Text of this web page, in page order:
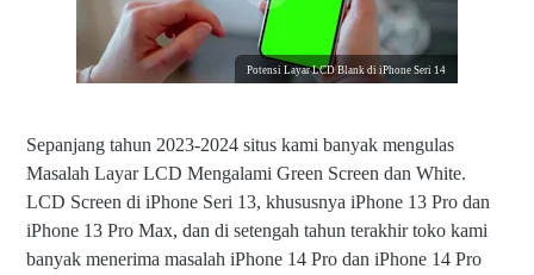
Potensi Layar LCD Blank di iPhone Seri 14
Sepanjang tahun 2023-2024 situs kami banyak mengulas
Masalah Layar LCD Mengalami Green Screen dan White.
LCD Screen di iPhone Seri 13, khususnya iPhone 13 Pro dan
iPhone 13 Pro Max, dan di setengah tahun terakhir toko kami
banyak menerima masalah iPhone 14 Pro dan iPhone 14 Pro